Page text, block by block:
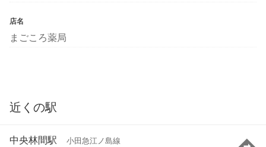
店名
まごころ薬局
近くの駅
中央林間駅 小田急江ノ島線